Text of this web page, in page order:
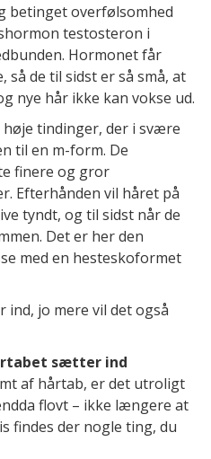
betinget overfølsomhed
testosteron i
Hormonet får
de til sidst er så små, at
nye hår ikke kan vokse ud.
tindinger, der i svære
til en m-form. De
finere og gror
Efterhånden vil håret på
tyndt, og til sidst når de
Det er her den
med en hesteskoformet
jo mere vil det også
sætter ind
af hårtab, er det utroligt
flovt – ikke længere at
findes der nogle ting, du